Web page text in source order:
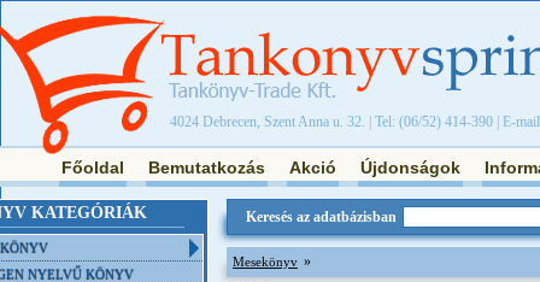
4024 Debrecen, Szent Anna u. 32. | Tel: (06/52) 414-390 | E-
Főoldal Bemutatkozás Akció Újdonságok
KATEGÓRIÁK
NYELVŰ KÖNYV
Keresés az adatbázisban
Mesekönyv »